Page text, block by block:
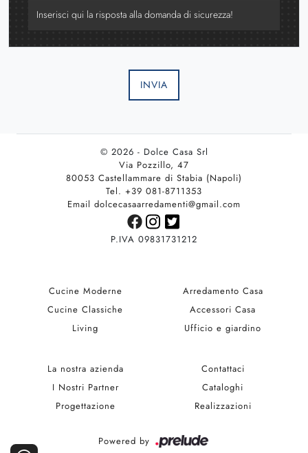
INVIA
© 2026 - Dolce Casa Srl
Via Pozzillo, 47
80053 Castellammare di Stabia (Napoli)
Tel. +39 081-8711353
Email dolcecasaarredamenti@gmail.com
P.IVA 09831731212
Cucine Moderne
Cucine Classiche
Living
Arredamento Casa
Accessori Casa
Ufficio e giardino
La nostra azienda
I Nostri Partner
Progettazione
Contattaci
Cataloghi
Realizzazioni
Powered by